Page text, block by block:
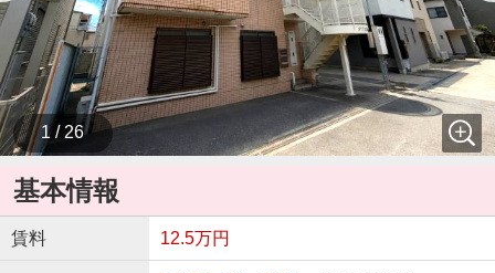
1 / 26
基本情報
賃料 12.5万円